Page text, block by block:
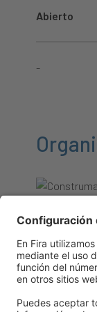
Abierto
-